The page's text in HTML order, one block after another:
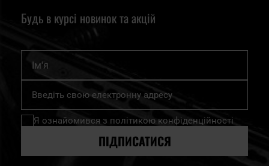
Будь в курсі новинок та акцій
Підпишіться
нашу
розсилку
Я ознайомився з політикою конфіденційності
ПІДПИСАТИСЯ